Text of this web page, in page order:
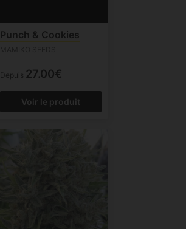
Punch & Cookies
Depuis 27.00€
Voir le produit